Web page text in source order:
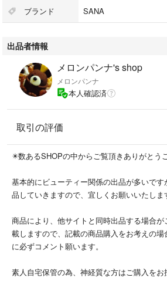
箱はありませんが、新品・未使用です。
#サラ
#フェイスパウダー
#ルースパウダー
ブランド SANA
出品者情報
メロンパンナ's shop
メロンパンナ
本人確認済
取引の評価
✴️数あるSHOPの中からご覧頂きありがとう
基本的にビューティー関係の出品が多いで
品していきますので、宜しくお願いいたしま
商品により、他サイトと同時出品する場合
載しますので、記載の商品購入をお考えの
に必ずコメント願います。
素人自宅保管の為、神経質な方はご購入を